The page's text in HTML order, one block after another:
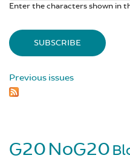
Enter the characters shown in
Previous issues
G20NoG20